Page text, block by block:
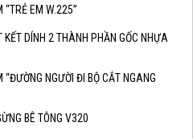
“TRẺ EM W.225”
DÍNH 2 THÀNH PHẦN GỐC NHỰA
“ĐƯỜNG NGƯỜI ĐI BỘ CẮT NGANG
BÊ TÔNG V320